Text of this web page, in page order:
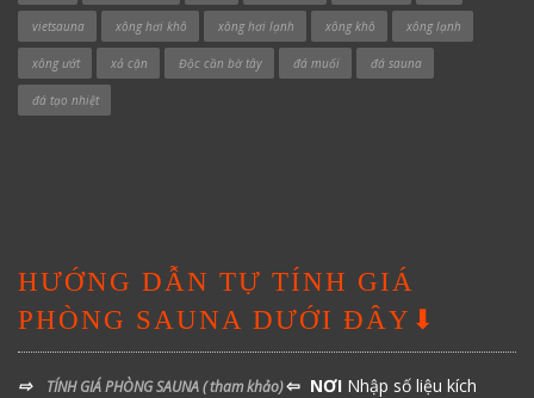
vietsauna xông hơi khô xông hơi lạnh xông khô xông lạnh
xông ướt xả cặn Độc cần bờ tây đá muối đá sauna
đá tạo nhiệt
HƯỚNG DẪN TỰ TÍNH GIÁ
PHÒNG SAUNA DƯỚI ĐÂY⬇
⇨ TÍNH GIÁ PHÒNG SAUNA( tham khảo)⇦ NƠI Nhập số liệu kích